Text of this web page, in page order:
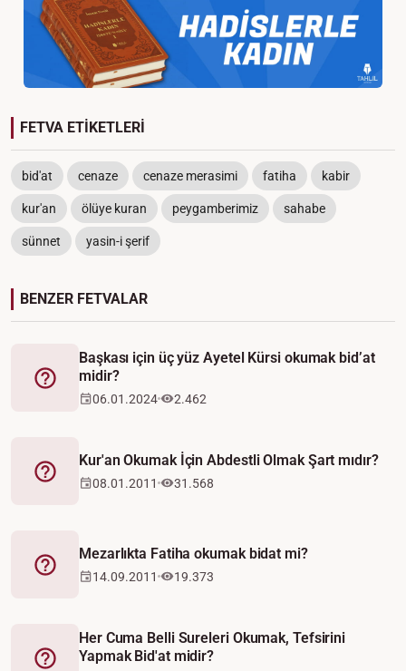
FETVA ETİKETLERİ
bid'at cenaze cenaze merasimi fatiha kabir
kur'an ölüye kuran peygamberimiz sahabe
sünnet yasin-i şerif
BENZER FETVALAR
Fetva
Başkası için üç yüz Ayetel Kürsi okumak bid’at
midir?
06.01.2024 2.462
Fetva
Kur'an Okumak İçin Abdestli Olmak Şart mıdır?
08.01.2011 31.568
Fetva
Mezarlıkta Fatiha okumak bidat mi?
14.09.2011 19.373
Fetva
Her Cuma Belli Sureleri Okumak, Tefsirini
Yapmak Bid'at midir?